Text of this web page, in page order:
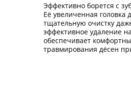
Эффективно борется с
Её увеличенная головка
тщательную очистку
эффективное удаление
обеспечивает
травмирования дёсен